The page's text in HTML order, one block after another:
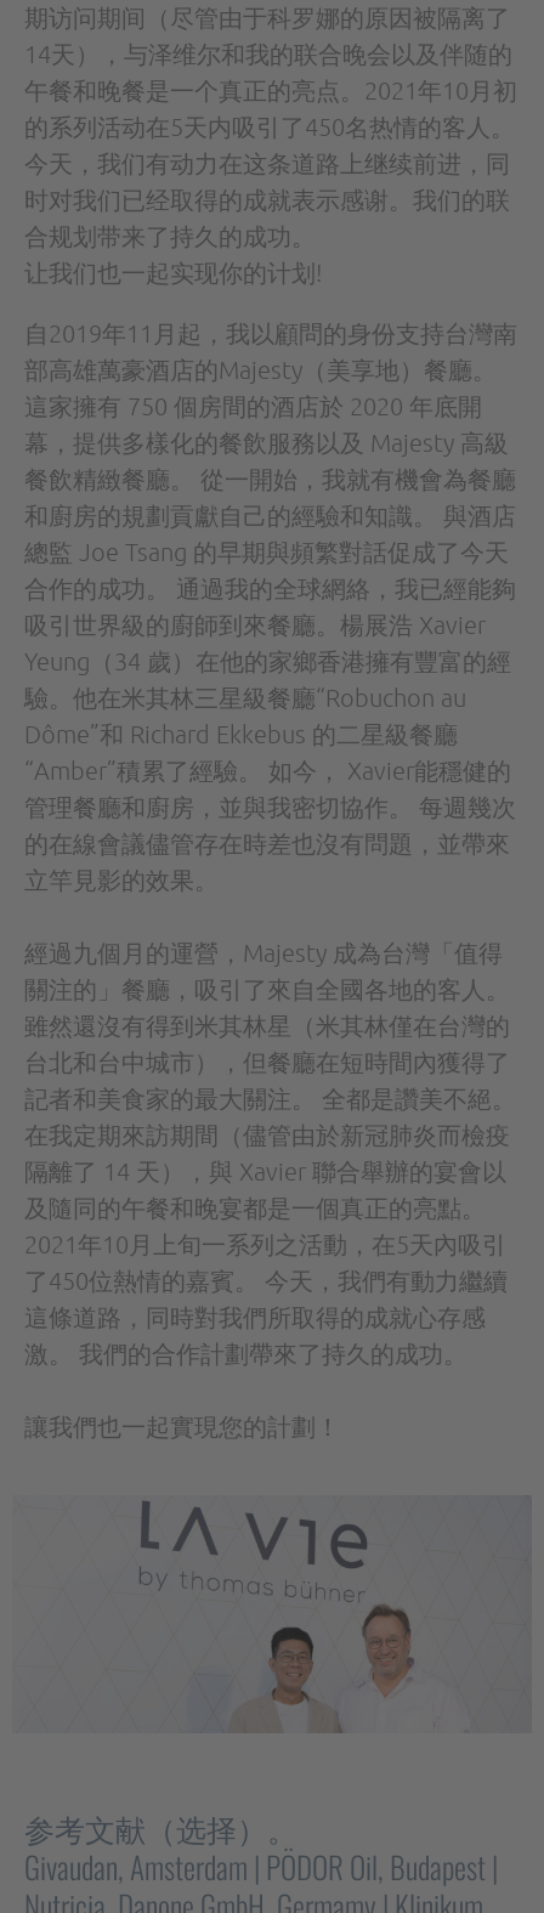
期访问期间（尽管由于科罗娜的原因被隔离了
14天），与泽维尔和我的联合晚会以及伴随的
午餐和晚餐是一个真正的亮点。2021年10月初
的系列活动在5天内吸引了450名热情的客人。
今天，我们有动力在这条道路上继续前进，同
时对我们已经取得的成就表示感谢。我们的联
合规划带来了持久的成功。
让我们也一起实现你的计划!
自2019年11月起，我以顧問的身份支持台灣南
部高雄萬豪酒店的Majesty（美享地）餐廳。
這家擁有 750 個房間的酒店於 2020 年底開
幕，提供多樣化的餐飲服務以及 Majesty 高級
餐飲精緻餐廳。 從一開始，我就有機會為餐廳
和廚房的規劃貢獻自己的經驗和知識。 與酒店
總監 Joe Tsang 的早期與頻繁對話促成了今天
合作的成功。 通過我的全球網絡，我已經能夠
吸引世界級的廚師到來餐廳。楊展浩 Xavier
Yeung（34 歲）在他的家鄉香港擁有豐富的經
驗。他在米其林三星級餐廳“Robuchon au
Dôme”和 Richard Ekkebus 的二星級餐廳
“Amber”積累了經驗。 如今， Xavier能穩健的
管理餐廳和廚房，並與我密切協作。 每週幾次
的在線會議儘管存在時差也沒有問題，並帶來
立竿見影的效果。
經過九個月的運營，Majesty 成為台灣「值得
關注的」餐廳，吸引了來自全國各地的客人。
雖然還沒有得到米其林星（米其林僅在台灣的
台北和台中城市），但餐廳在短時間內獲得了
記者和美食家的最大關注。 全都是讚美不絕。
在我定期來訪期間（儘管由於新冠肺炎而檢疫
隔離了 14 天），與 Xavier 聯合舉辦的宴會以
及隨同的午餐和晚宴都是一個真正的亮點。
2021年10月上旬一系列之活動，在5天內吸引
了450位熱情的嘉賓。 今天，我們有動力繼續
這條道路，同時對我們所取得的成就心存感
激。 我們的合作計劃帶來了持久的成功。
讓我們也一起實現您的計劃！
参考文献（选择）。
Givaudan, Amsterdam | PÖDOR Oil, Budapest |